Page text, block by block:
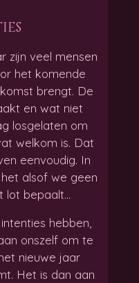
zijn veel mensen
het komende
brengt. De
en wat niet
losgelaten om
welkom is. Dat
eenvoudig. In
alsof we geen
lot bepaalt...
hebben,
onszelf om te
nieuwe jaar
Het is dan aan